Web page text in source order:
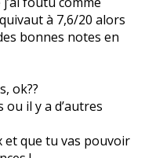
à 7,6/20 alors
bonnes notes en
ok??
il y a d’autres
et que tu vas pouvoir